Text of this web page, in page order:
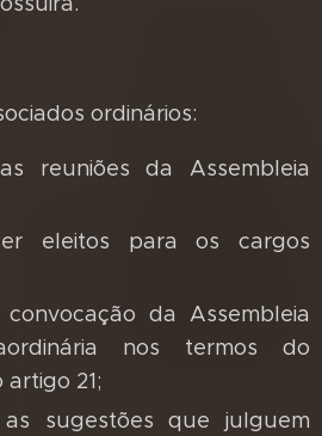
ordinários:
reuniões da Assembleia
eleitos para os cargos
da Assembleia
nos termos do
21;
sugestões que julguem